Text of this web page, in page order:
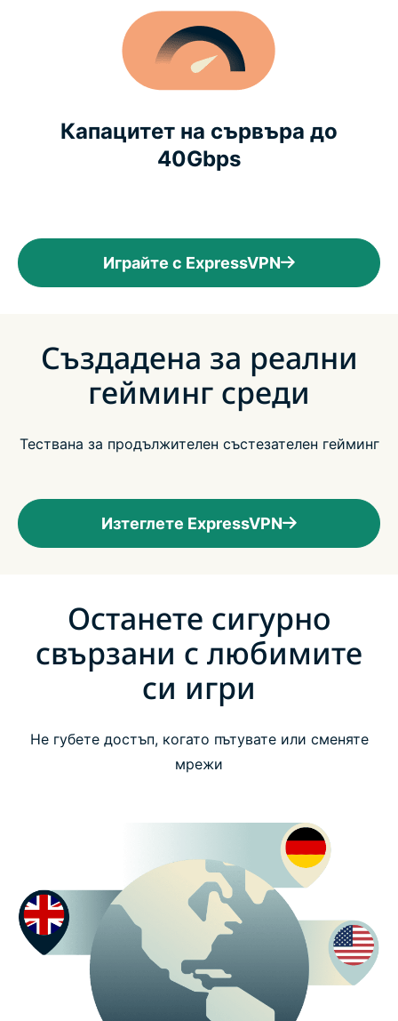
Капацитет на сървъра до
40Gbps
Играйте с ExpressVPN
Създадена за реални
гейминг среди
Тествана за продължителен състезателен гейминг
Изтеглете ExpressVPN
Останете сигурно
свързани с любимите
си игри
Не губете достъп, когато пътувате или сменяте
мрежи